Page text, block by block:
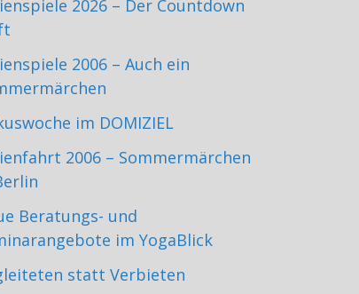
2026 – Der Countdown
2006 – Auch ein
im DOMIZIEL
2006 – Sommermärchen
Beratungs- und
im YogaBlick
statt Verbieten